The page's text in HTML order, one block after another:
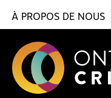
À PROPOS DE NOUS